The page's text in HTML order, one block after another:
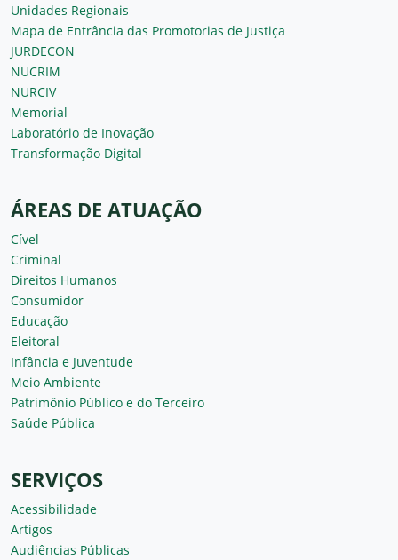
Unidades Regionais
Mapa de Entrância das Promotorias de Justiça
JURDECON
NUCRIM
NURCIV
Memorial
Laboratório de Inovação
Transformação Digital
ÁREAS DE ATUAÇÃO
Cível
Criminal
Direitos Humanos
Consumidor
Educação
Eleitoral
Infância e Juventude
Meio Ambiente
Patrimônio Público e do Terceiro
Saúde Pública
SERVIÇOS
Acessibilidade
Artigos
Audiências Públicas